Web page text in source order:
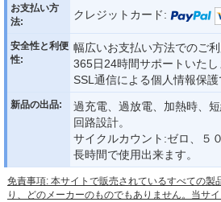
お支払い方
法:
クレジットカード:
安全性と利便
性:
幅広いお支払い方法でのご
365日24時間サポートいたし
SSL通信による個人情報保
新品の出品:
過充電、過放電、加熱時、
回路設計。
サイクルカウント:ゼロ、５
長時間で使用出来ます。
免責事項: 本サイトで販売されているすべての製
り、どのメーカーのものでもありません。当サ